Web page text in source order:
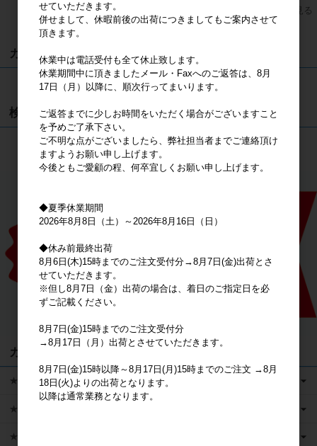
すべてのおすすめ商品を見る
カート
カートは空です
検索
カテゴリ
★キャラクターグッズ
★新商品
★かえるのピクルス ライセンス商品
せていただきます。
併せまして、休暇前後の出荷につきましてもご案内させて
頂きます。
休業中は電話受付も全て休止致します。
休業期間中に頂きましたメール・Faxへのご返答は、8月
17日（月）以降に、順次行ってまいります。
ご返答までに少しお時間をいただく場合がございますこと
を予めご了承下さい。
ご不明な点がございましたら、弊社担当者までご連絡頂け
ますようお願い申し上げます。
今後ともご愛顧の程、何卒宜しくお願い申し上げます。
◆夏季休業期間
2026年8月8日（土）～2026年8月16日（日）
◆休み前最終出荷
8月6日(木)15時までのご注文受付分→8月7日(金)出荷とさ
せていただきます。
※但し8月7日（金）出荷の場合は、着日のご指定日を必
ずご記載ください。
8月7日(金)15時までのご注文受付分
→8月17日（月）出荷とさせていただきます。
8月7日(金)15時以降～8月17日(月)15時までのご注文 →8月
18日(火)よりの出荷となります。
以降は通常業務となります。